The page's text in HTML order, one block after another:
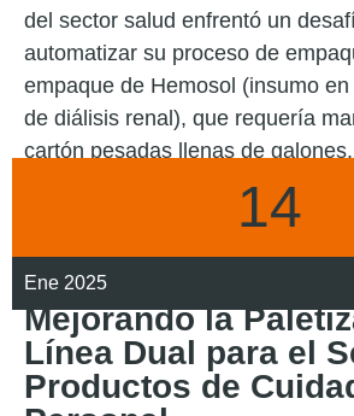
del sector salud enfrentó un
automatizar su proceso de
empaque de Hemosol (insumo
de diálisis renal), que requería
cartón pesadas llenas de
14
Ene 2025
Mejorando la
Línea Dual para el
Productos de